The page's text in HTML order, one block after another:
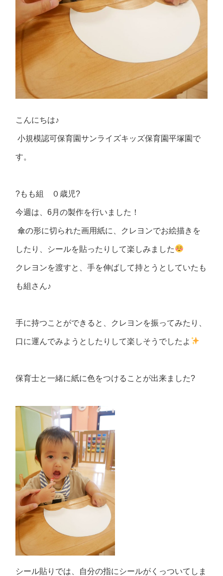
こんにちは♪
小規模認可保育園サンライズキッズ保育園平塚園で
す。
?もも組 ０歳児?
今週は、6月の製作を行いました！
傘の形に切られた画用紙に、クレヨンでお絵描きを
したり、シールを貼ったりして楽しみました
クレヨンを渡すと、手を伸ばして持とうとしていたも
も組さん♪
手に持つことができると、クレヨンを振ってみたり、
口に運んでみようとしたりして楽しそうでしたよ
保育士と一緒に紙に色をつけることが出来ました?
シール貼りでは、自分の指にシールがくっついてしま